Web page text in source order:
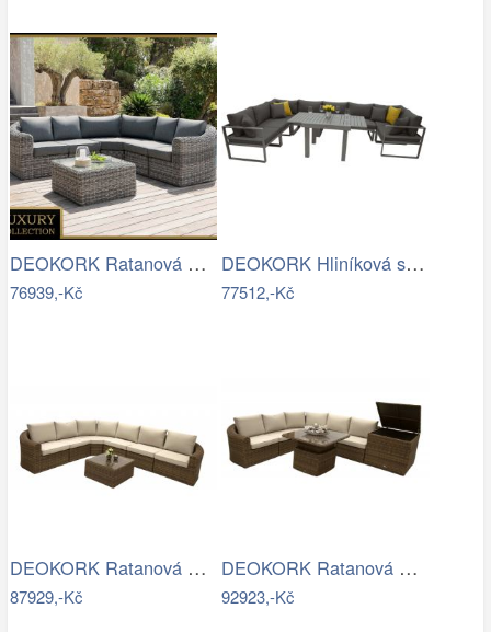
DEOKORK Ratanová modulová sestava…
76939,-Kč
DEOKORK Hliníková sestava jídelní pro 8…
77512,-Kč
DEOKORK Ratanová modulová sestava…
87929,-Kč
DEOKORK Ratanová modulová sestava…
92923,-Kč